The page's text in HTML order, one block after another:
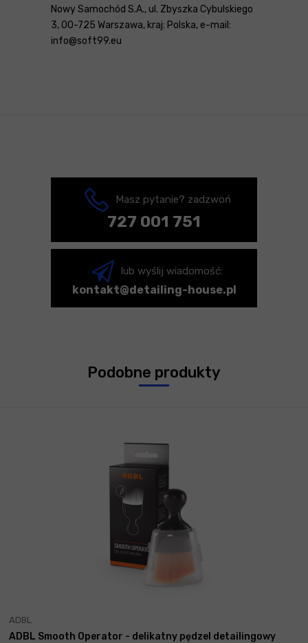
Nowy Samochód S.A., ul. Zbyszka Cybulskiego
3, 00-725 Warszawa, kraj: Polska, e-mail:
info@soft99.eu
Masz pytanie? zadzwoń
727 001 751
lub wyślij wiadomość:
kontakt@detailing-house.pl
Podobne produkty
ADBL
ADBL Smooth Operator - delikatny pędzel detailingowy